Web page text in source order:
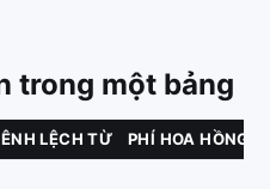
trong một bảng
LỆCH TỪ PHÍ HOA HỒNG